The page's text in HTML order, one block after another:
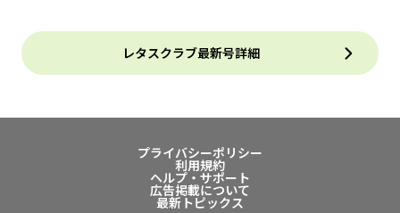
レタスクラブ最新号詳細
プライバシーポリシー
利用規約
ヘルプ・サポート
広告掲載について
最新トピックス